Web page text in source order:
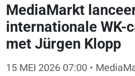
MediaMarkt
internationale WK-
met Jürgen Klopp
15 MEI 2026 07:00 •